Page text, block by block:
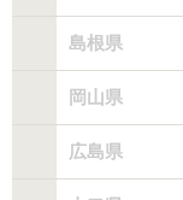
島根県
岡山県
広島県